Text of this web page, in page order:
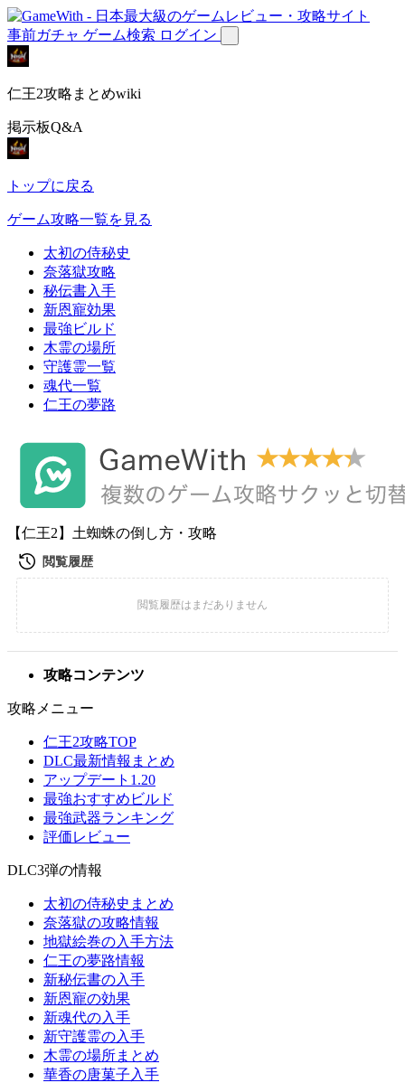
事前ガチャ ゲーム検索 ログイン
仁王2攻略まとめwiki
掲示板Q&A
トップに戻る
ゲーム攻略一覧を見る
太初の侍秘史
奈落獄攻略
秘伝書入手
新恩寵効果
最強ビルド
木霊の場所
守護霊一覧
魂代一覧
仁王の夢路
【仁王2】土蜘蛛の倒し方・攻略
攻略コンテンツ
攻略メニュー
仁王2攻略TOP
DLC最新情報まとめ
アップデート1.20
最強おすすめビルド
最強武器ランキング
評価レビュー
DLC3弾の情報
太初の侍秘史まとめ
奈落獄の攻略情報
地獄絵巻の入手方法
仁王の夢路情報
新秘伝書の入手
新恩寵の効果
新魂代の入手
新守護霊の入手
木霊の場所まとめ
華香の唐菓子入手